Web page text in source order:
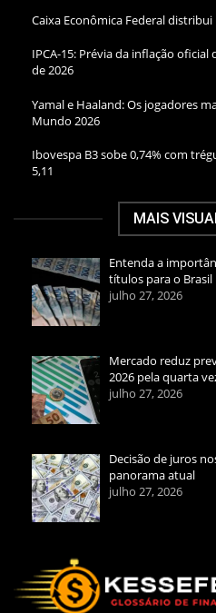
Caixa Econômica Federal
IPCA-15: Prévia da inflação oficial
de 2026
Yamal e Haaland: Os jogadores
Mundo 2026
Ibovespa B3 sobe 0,74% com
5,11
MAIS
Entenda a
títulos para o Brasil
julho 27, 2026
Mercado reduz
2026 pela quarta
julho 27, 2026
Decisão de juros
panorama atual
julho 27, 2026